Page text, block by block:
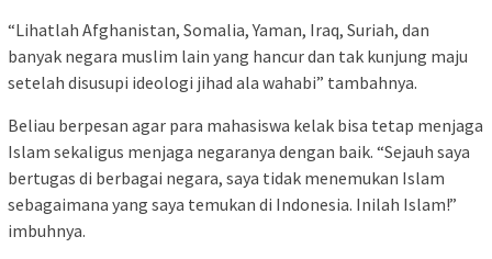
“Lihatlah Afghanistan, Somalia, Yaman, Iraq, Suriah, dan
banyak negara muslim lain yang hancur dan tak kunjung maju
setelah disusupi ideologi jihad ala wahabi” tambahnya.
Beliau berpesan agar para mahasiswa kelak bisa tetap menjaga
Islam sekaligus menjaga negaranya dengan baik. “Sejauh saya
bertugas di berbagai negara, saya tidak menemukan Islam
sebagaimana yang saya temukan di Indonesia. Inilah Islam!”
imbuhnya.